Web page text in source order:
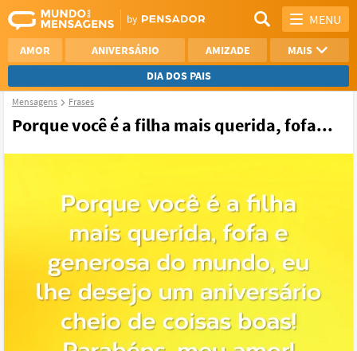
MENU
AMOR ANIVERSÁRIO AMIZADE
MAIS
DIA DOS PAIS
REFLEXÃO
AGRADECIMENTO
Mensagens Frases
Porque você é a filha mais querida, fofa...